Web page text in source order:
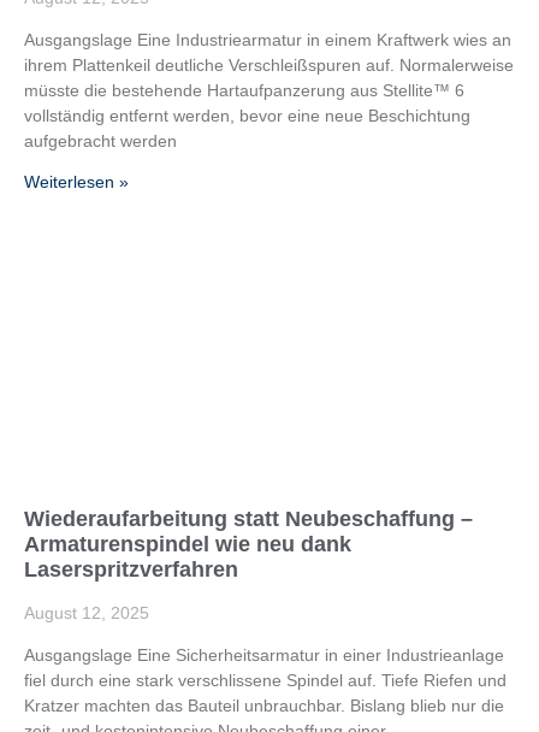
Ausgangslage Eine Industriearmatur in einem Kraftwerk wies an
ihrem Plattenkeil deutliche Verschleißspuren auf. Normalerweise
müsste die bestehende Hartaufpanzerung aus Stellite™ 6
vollständig entfernt werden, bevor eine neue Beschichtung
aufgebracht werden
Weiterlesen »
Wiederaufarbeitung statt Neubeschaffung –
Armaturenspindel wie neu dank
Laserspritzverfahren​
August 12, 2025
Ausgangslage Eine Sicherheitsarmatur in einer Industrieanlage
fiel durch eine stark verschlissene Spindel auf. Tiefe Riefen und
Kratzer machten das Bauteil unbrauchbar. Bislang blieb nur die